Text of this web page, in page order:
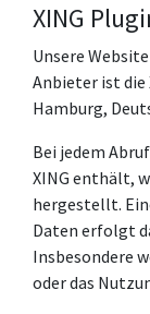
XING
Unsere
Anbieter ist die
Hamburg,
Bei jedem
XING enthält,
hergestellt.
Daten erfolgt
Insbesondere
oder das